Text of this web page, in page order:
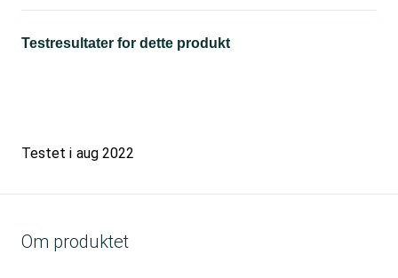
Testresultater for dette produkt
Testet i aug 2022
Om produktet